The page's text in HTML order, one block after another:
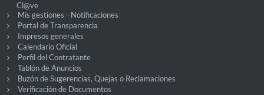
Cl@ve
Mis gestiones - Notificaciones
Portal de Transparencia
Impresos generales
Calendario Oficial
Perfil del Contratante
Tablón de Anuncios
Buzón de Sugerencias, Quejas o Reclamaciones
Verificación de Documentos